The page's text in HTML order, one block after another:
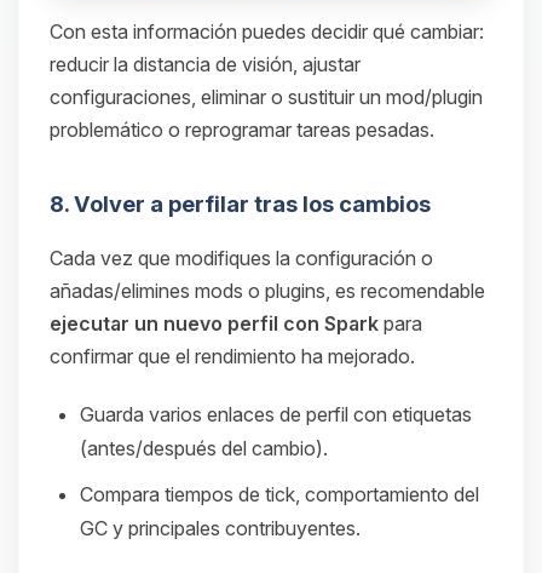
Con esta información puedes decidir qué cambiar:
reducir la distancia de visión, ajustar
configuraciones, eliminar o sustituir un mod/plugin
problemático o reprogramar tareas pesadas.
8. Volver a perfilar tras los cambios
Cada vez que modifiques la configuración o
añadas/elimines mods o plugins, es recomendable
ejecutar un nuevo perfil con Spark para
confirmar que el rendimiento ha mejorado.
Guarda varios enlaces de perfil con etiquetas
(antes/después del cambio).
Compara tiempos de tick, comportamiento del
GC y principales contribuyentes.